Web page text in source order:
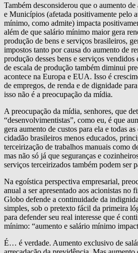
Também desconsiderou que o aumento de
e Municípios (afetada positivamente pelo
mínimo, como admite) impacta
além de que salário mínimo maior gera
produção de bens e serviços brasileiros,
impostos tanto por causa do aumento de
produção desses bens e serviços
de escala de produção também diminui
acontece na Europa e EUA. Isso é
de empregos, de renda e de dignidade
isso não é a preocupação da mídia.
A preocupação da mídia, senhores, que
“desenvolvimentistas”, como eu, é que
gera aumento de custos para ela e todas
cidadão brasileiros menos educados,
terceirização de trabalhos manuais como
mas não só já que seguranças e
serviços terceirizados também podem ser
Na egoística perspectiva empresarial,
anual a ser apresentado aos acionistas no
Globo defende a continuidade da
simples, sob o pretexto fácil da primeira
para defender seu real interesse que é
mínimo: “aumento e salário mínimo
É… é verdade. Aumento exclusivo de